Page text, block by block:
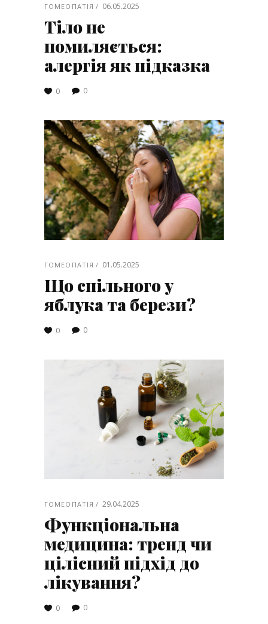
ГОМЕОПАТІЯ 06.05.2025
Тіло не
помиляється:
алергія як підказка
0 0
ГОМЕОПАТІЯ 01.05.2025
Що спільного у
яблука та берези?
0 0
ГОМЕОПАТІЯ 29.04.2025
Функціональна
медицина: тренд чи
цілісний підхід до
лікування?
0 0